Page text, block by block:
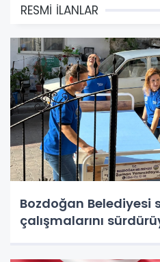
RESMİ İLANLAR
Bozdoğan Belediyesi
çalışmalarını